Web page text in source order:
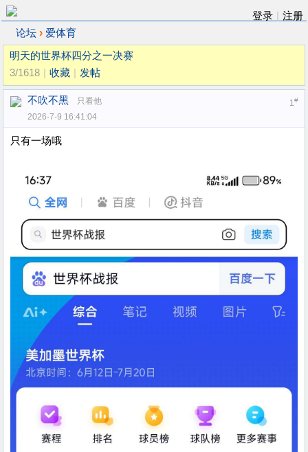
登录
注册
论坛 › 爱体育
明天的世界杯四分之一决赛
3/1618
收藏 发帖
1#
不吹不黑
只看他
2026-7-9 16:41:04
只有一场哦